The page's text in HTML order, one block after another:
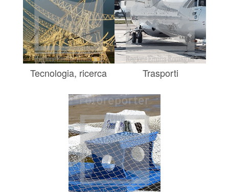
Tecnologia, ricerca Trasporti